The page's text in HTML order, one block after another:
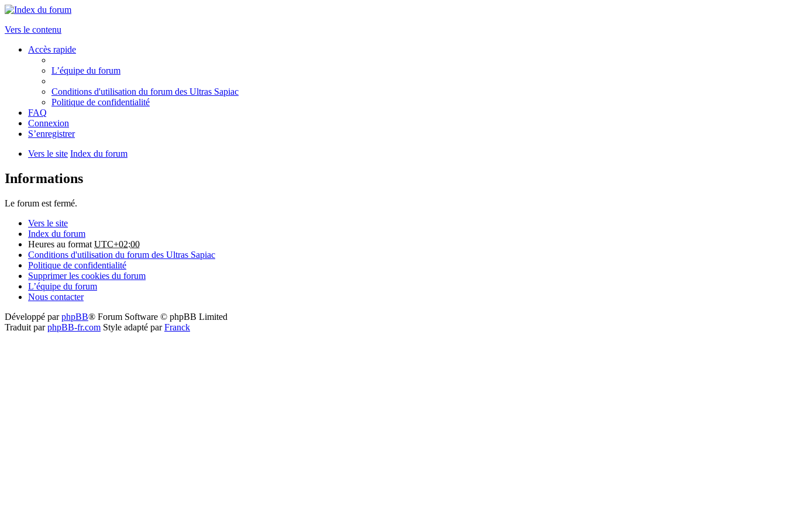
Vers le contenu
Accès rapide
L’équipe du forum
Conditions d'utilisation du forum des Ultras Sapiac
Politique de confidentialité
FAQ
Connexion
S’enregistrer
Vers le site Index du forum
Informations
Le forum est fermé.
Vers le site
Index du forum
Heures au format UTC+02:00
Conditions d'utilisation du forum des Ultras Sapiac
Politique de confidentialité
Supprimer les cookies du forum
L’équipe du forum
Nous contacter
Développé parphpBB® Forum Software © phpBB Limited
Traduit parphpBB-fr.com Style adapté parFranck